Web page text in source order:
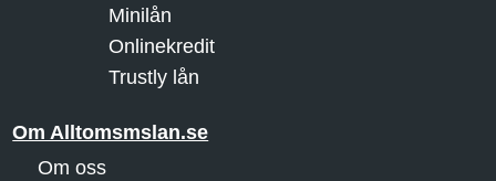
Minilån
Onlinekredit
Trustly lån
Om Alltomsmslan.se
Om oss